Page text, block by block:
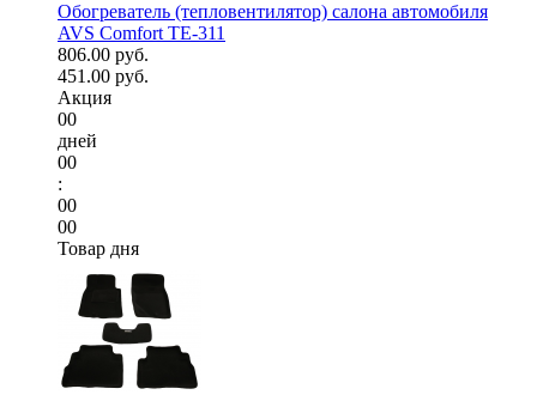
Обогреватель (тепловентилятор) салона автомобиля
AVS Comfort TE-311
806.00 руб.
451.00 руб.
Акция
00
дней
00
:
00
00
Товар дня